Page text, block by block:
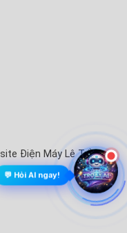
Điện Máy Lê Triều
💬 Hỏi AI ngay!